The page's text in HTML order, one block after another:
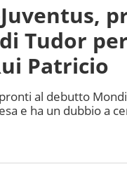
Tudor
Patricio
al debutto
e ha un dubbio a